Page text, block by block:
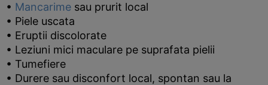
• Mancarime sau prurit local
• Piele uscata
• Eruptii discolorate
• Leziuni mici maculare pe suprafata pielii
• Tumefiere
• Durere sau disconfort local, spontan sau la